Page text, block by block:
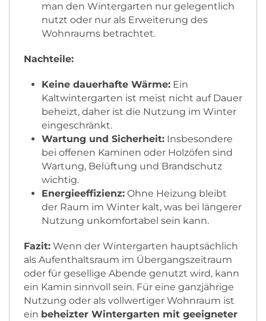
man den Wintergarten nur gelegentlich
nutzt oder nur als Erweiterung des
Wohnraums betrachtet.
Nachteile:
Keine dauerhafte Wärme: Ein
Kaltwintergarten ist meist nicht auf Dauer
beheizt, daher ist die Nutzung im Winter
eingeschränkt.
Wartung und Sicherheit: Insbesondere
bei offenen Kaminen oder Holzöfen sind
Wartung, Belüftung und Brandschutz
wichtig.
Energieeffizienz: Ohne Heizung bleibt
der Raum im Winter kalt, was bei längerer
Nutzung unkomfortabel sein kann.
Fazit: Wenn der Wintergarten hauptsächlich
als Aufenthaltsraum im Übergangszeitraum
oder für gesellige Abende genutzt wird, kann
ein Kamin sinnvoll sein. Für eine ganzjährige
Nutzung oder als vollwertiger Wohnraum ist
ein beheizter Wintergarten mit geeigneter